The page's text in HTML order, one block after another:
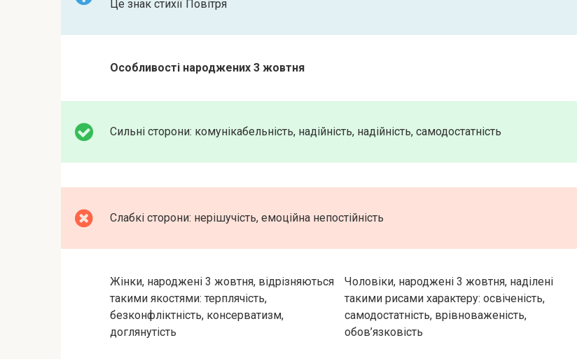
Це знак стихії Повітря
Особливості народжених 3 жовтня
Сильні сторони: комунікабельність, надійність, надійність, самодостатність
Слабкі сторони: нерішучість, емоційна непостійність
Жінки, народжені 3 жовтня, відрізняються
такими якостями: терплячість,
безконфліктність, консерватизм,
доглянутість
Чоловіки, народжені 3 жовтня, наділені
такими рисами характеру: освіченість,
самодостатність, врівноваженість,
обов’язковість